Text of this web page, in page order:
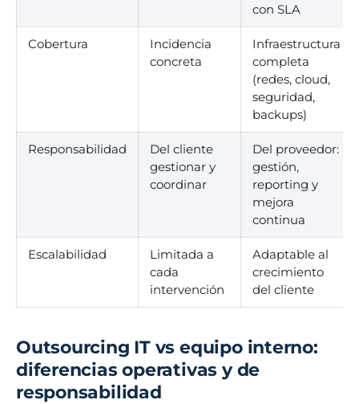
con SLA
Cobertura
Incidencia
concreta
Infraestructura
completa
(redes, cloud,
seguridad,
backups)
Responsabilidad
Del cliente
gestionar y
coordinar
Del proveedor:
gestión,
reporting y
mejora
continua
Escalabilidad
Limitada a
cada
intervención
Adaptable al
crecimiento
del cliente
Outsourcing IT vs equipo interno:
diferencias operativas y de
responsabilidad